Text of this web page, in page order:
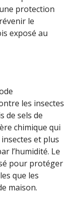
protection
le
exposé au
les insectes
de sels de
chimique qui
et plus
l’humidité. Le
pour protéger
que les
maison.